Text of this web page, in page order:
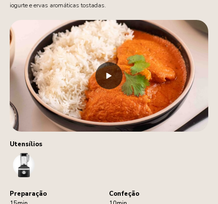
Utensílios
Blender
Preparação
Confeção
iogurte e ervas aromáticas tostadas.